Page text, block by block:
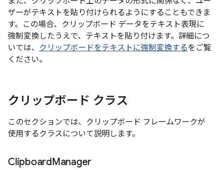
ザーがテキストを貼り付けられるようにすることもできま
す。この場合、クリップボード データをテキスト表現に
強制変換したうえで、テキストを貼り付けます。詳細につ
いては、 クリップボードをテキストに強制変換するをご覧
ください。
クリップボード クラス
このセクションでは、クリップボード フレームワークが
使用するクラスについて説明します。
ClipboardManager